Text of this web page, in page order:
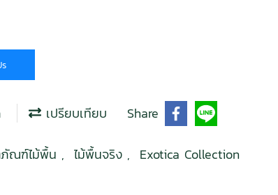
เปรียบเทียบ Share
ณฑ์ไม้พื้น , ไม้พื้นจริง , Exotica Collection